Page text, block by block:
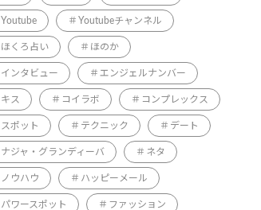
Youtube Youtubeチャンネル
ほくろ占い ほのか
インタビュー エンジェルナンバー
キス コイラボ コンプレックス
スポット テクニック デート
ナジャ・グランディーバ ネタ
ノウハウ ハッピーメール
パワースポット ファッション